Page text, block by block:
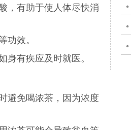
，有助于使人体尽快消
功效。
身有疾应及时就医。
避免喝浓茶，因为浓度